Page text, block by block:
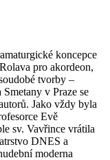
koncepce
pro akordeon,
tvorby –
v Praze se
Jako vždy byla
Evě
sv. Vavřince vrátila
DNES a
moderna